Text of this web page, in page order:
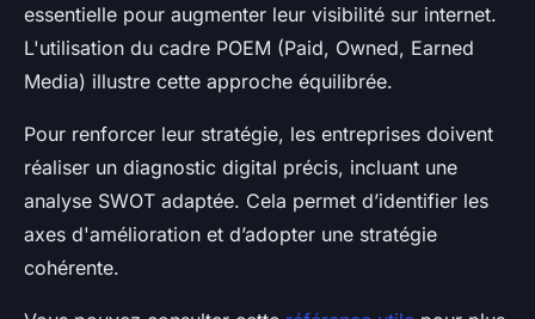
essentielle pour augmenter leur visibilité sur internet.
L'utilisation du cadre POEM (Paid, Owned, Earned
Media) illustre cette approche équilibrée.
Pour renforcer leur stratégie, les entreprises doivent
réaliser un diagnostic digital précis, incluant une
analyse SWOT adaptée. Cela permet d’identifier les
axes d'amélioration et d’adopter une stratégie
cohérente.